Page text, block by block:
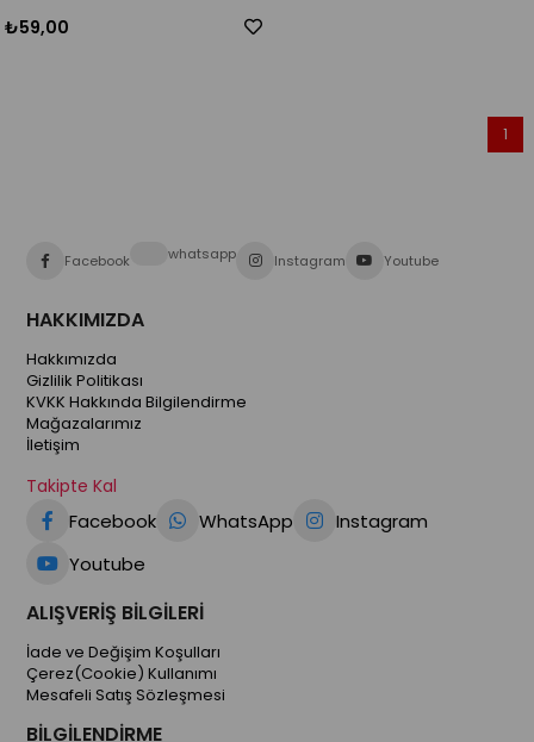
₺59,00
1
Facebook whatsapp Instagram Youtube
HAKKIMIZDA
Hakkımızda
Gizlilik Politikası
KVKK Hakkında Bilgilendirme
Mağazalarımız
İletişim
Takipte Kal
Facebook WhatsApp
Instagram
Youtube
ALIŞVERİŞ BİLGİLERİ
İade ve Değişim Koşulları
Çerez(Cookie) Kullanımı
Mesafeli Satış Sözleşmesi
BİLGİLENDİRME